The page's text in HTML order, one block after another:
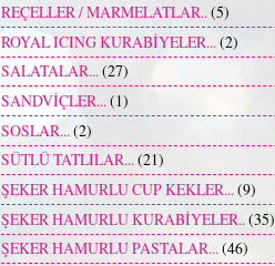
REÇELLER / MARMELATLAR..(5)
ROYAL ICING KURABİYELER...(2)
SALATALAR...(27)
SANDVİÇLER...(1)
SOSLAR... (2)
SÜTLÜ TATLILAR...(21)
ŞEKER HAMURLU CUP KEKLER...(9)
ŞEKER HAMURLU KURABİYELER.. (35)
ŞEKER HAMURLU PASTALAR...(46)